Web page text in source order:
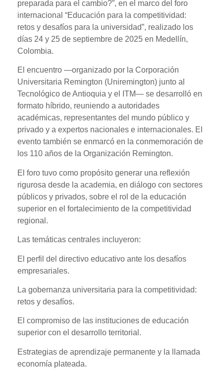
preparada para el cambio?”, en el marco del foro
internacional “Educación para la competitividad:
retos y desafíos para la universidad”, realizado los
días 24 y 25 de septiembre de 2025 en Medellín,
Colombia.
El encuentro —organizado por la Corporación
Universitaria Remington (Uniremington) junto al
Tecnológico de Antioquia y el ITM— se desarrolló en
formato híbrido, reuniendo a autoridades
académicas, representantes del mundo público y
privado y a expertos nacionales e internacionales. El
evento también se enmarcó en la conmemoración de
los 110 años de la Organización Remington.
El foro tuvo como propósito generar una reflexión
rigurosa desde la academia, en diálogo con sectores
públicos y privados, sobre el rol de la educación
superior en el fortalecimiento de la competitividad
regional.
Las temáticas centrales incluyeron:
El perfil del directivo educativo ante los desafíos
empresariales.
La gobernanza universitaria para la competitividad:
retos y desafíos.
El compromiso de las instituciones de educación
superior con el desarrollo territorial.
Estrategias de aprendizaje permanente y la llamada
economía plateada.